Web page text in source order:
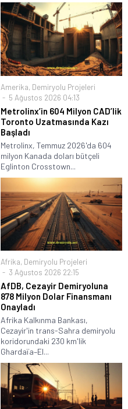
Amerika, Demiryolu Projeleri
5 Ağustos 2026 04:13
Metrolinx’in 604 Milyon CAD’lik
Toronto Uzatmasında Kazı
Başladı
Metrolinx, Temmuz 2026'da 604
milyon Kanada doları bütçeli
Eglinton Crosstown...
Afrika, Demiryolu Projeleri
3 Ağustos 2026 22:15
AfDB, Cezayir Demiryoluna
878 Milyon Dolar Finansmanı
Onayladı
Afrika Kalkınma Bankası,
Cezayir'in trans-Sahra demiryolu
koridorundaki 230 km'lik
Ghardaïa–El...